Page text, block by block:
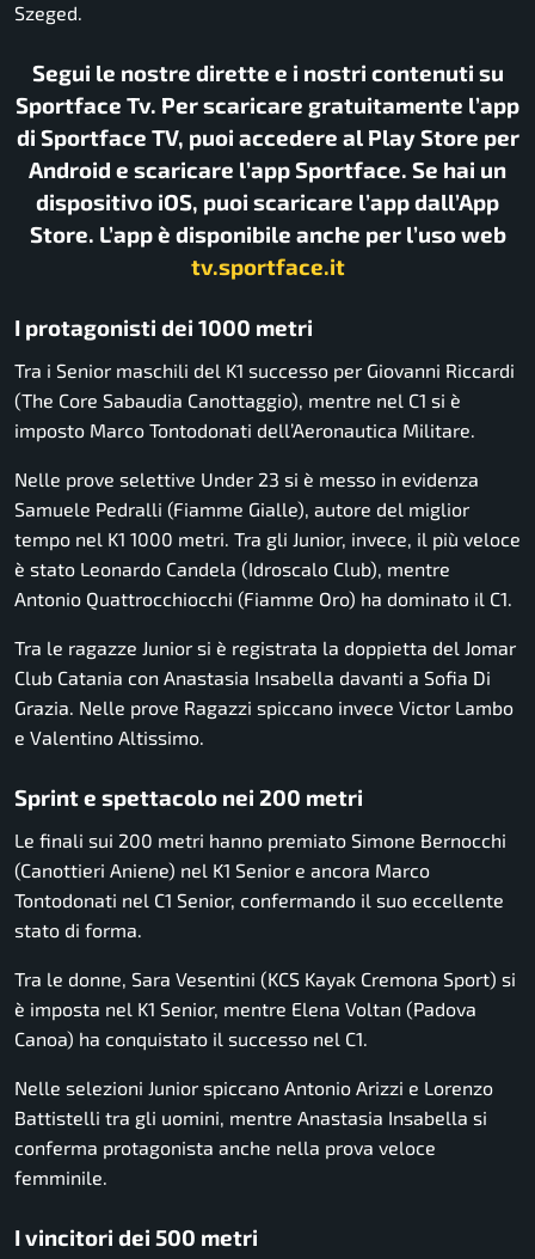
Szeged.
Segui le nostre dirette e i nostri contenuti su
Sportface Tv. Per scaricare gratuitamente l’app
di Sportface TV, puoi accedere al Play Store per
Android e scaricare l’app Sportface. Se hai un
dispositivo iOS, puoi scaricare l’app dall’App
Store. L’app è disponibile anche per l’uso web
tv.sportface.it
I protagonisti dei 1000 metri
Tra i Senior maschili del K1 successo per Giovanni Riccardi
(The Core Sabaudia Canottaggio), mentre nel C1 si è
imposto Marco Tontodonati dell’Aeronautica Militare.
Nelle prove selettive Under 23 si è messo in evidenza
Samuele Pedralli (Fiamme Gialle), autore del miglior
tempo nel K1 1000 metri. Tra gli Junior, invece, il più veloce
è stato Leonardo Candela (Idroscalo Club), mentre
Antonio Quattrocchiocchi (Fiamme Oro) ha dominato il C1.
Tra le ragazze Junior si è registrata la doppietta del Jomar
Club Catania con Anastasia Insabella davanti a Sofia Di
Grazia. Nelle prove Ragazzi spiccano invece Victor Lambo
e Valentino Altissimo.
Sprint e spettacolo nei 200 metri
Le finali sui 200 metri hanno premiato Simone Bernocchi
(Canottieri Aniene) nel K1 Senior e ancora Marco
Tontodonati nel C1 Senior, confermando il suo eccellente
stato di forma.
Tra le donne, Sara Vesentini (KCS Kayak Cremona Sport) si
è imposta nel K1 Senior, mentre Elena Voltan (Padova
Canoa) ha conquistato il successo nel C1.
Nelle selezioni Junior spiccano Antonio Arizzi e Lorenzo
Battistelli tra gli uomini, mentre Anastasia Insabella si
conferma protagonista anche nella prova veloce
femminile.
I vincitori dei 500 metri